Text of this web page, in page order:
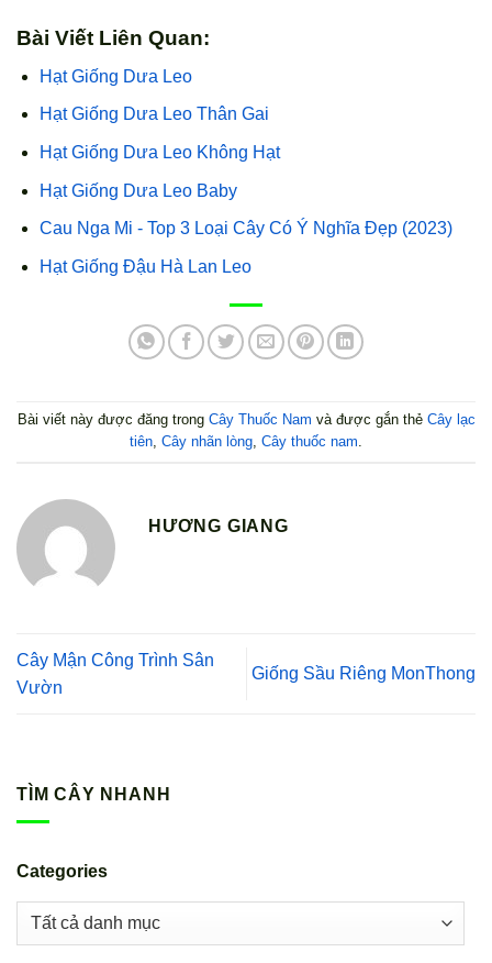
Bài Viết Liên Quan:
Hạt Giống Dưa Leo
Hạt Giống Dưa Leo Thân Gai
Hạt Giống Dưa Leo Không Hạt
Hạt Giống Dưa Leo Baby
Cau Nga Mi - Top 3 Loại Cây Có Ý Nghĩa Đẹp (2023)
Hạt Giống Đậu Hà Lan Leo
Bài viết này được đăng trong Cây Thuốc Nam và được gắn thẻ Cây lạc
tiên, Cây nhãn lòng, Cây thuốc nam.
HƯƠNG GIANG
Cây Mận Công Trình Sân
Vườn
Giống Sầu Riêng MonThong
TÌM CÂY NHANH
Categories